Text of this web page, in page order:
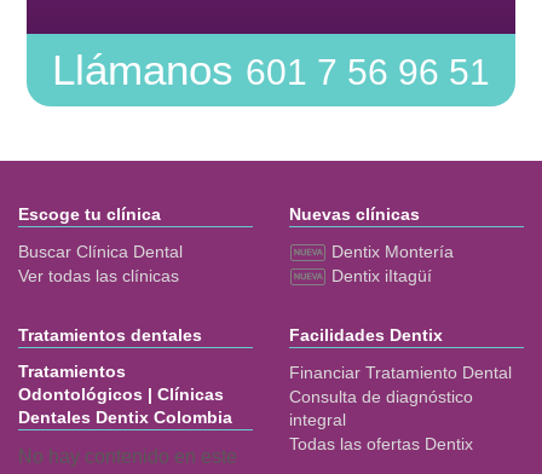
Llámanos 601 7 56 96 51
Escoge tu clínica
Buscar Clínica Dental
Ver todas las clínicas
Nuevas clínicas
Dentix Montería
Dentix iItagüí
Tratamientos dentales
Tratamientos
Odontológicos | Clínicas
Dentales Dentix Colombia
No hay contenido en este
Facilidades Dentix
Financiar Tratamiento Dental
Consulta de diagnóstico
integral
Todas las ofertas Dentix